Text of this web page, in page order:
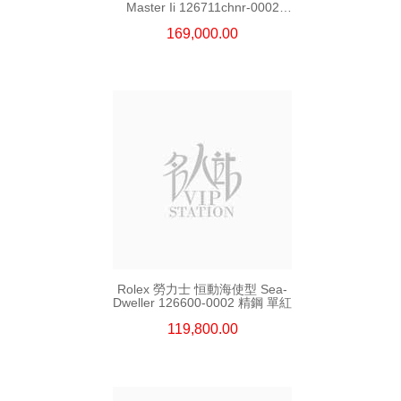
Master Ii 126711chnr-0002
169,000.00
Rolex 勞力士 恒動海使型 Sea-
Dweller 126600-0002 精鋼 單紅
119,800.00